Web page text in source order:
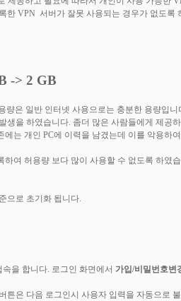
한 VPN 서버가 잘못 사용되는 경우가 없도록
-> 2 GB
량은 일반 인터넷 사용으로는 충분한 용량입
생을 하였습니다. 좀더 많은 사람들에게 제공
에는 개인 PC에 이력을 남겼는데 이를 악용하
하여 허용량 보다 많이 사용할 수 없도록 하였
으로 초기화 됩니다.
속을 합니다. 로그인 화면에서 가입/비밀번호변
튼은 다음 로그인시 사용자 입력을 자동으로